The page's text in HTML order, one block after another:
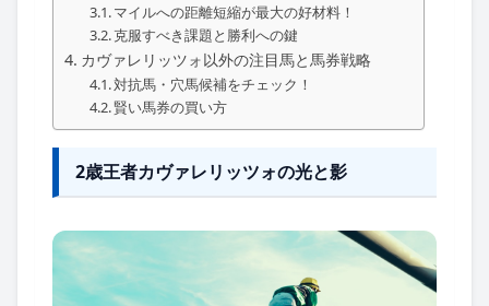
マイルへの距離短縮が最大の好材料！
克服すべき課題と勝利への鍵
カヴァレリッツォ以外の注目馬と馬券戦略
対抗馬・穴馬候補をチェック！
賢い馬券の買い方
2歳王者カヴァレリッツォの光と影